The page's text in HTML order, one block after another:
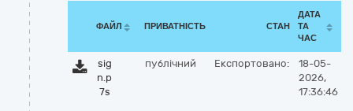
ФАЙЛ ПРИВАТНІСТЬ СТАН
ДАТА
ТА
ЧАС
sig
n.p
7s
публічний Експортовано:
18-05-
2026,
17:36:46